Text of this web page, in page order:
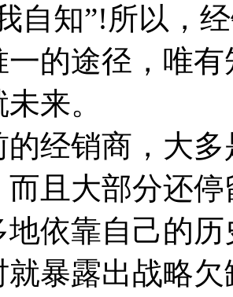
自知”!所以，
一的途径，唯
来。
销商，大多
而且大部分还
地依靠自己的
就暴露出战略